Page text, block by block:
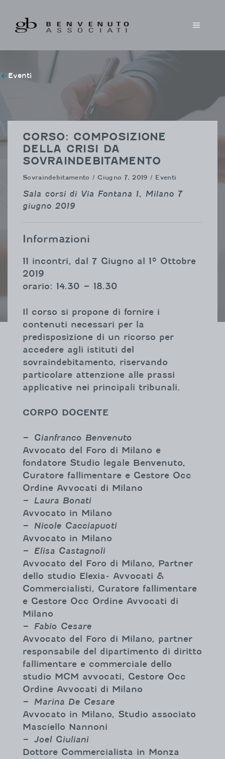
contenuto
MENU
Eventi
CORSO: COMPOSIZIONE
DELLA CRISI DA
SOVRAINDEBITAMENTO
Sovraindebitamento / Giugno 7, 2019 / Eventi
Sala corsi di Via Fontana 1, Milano 7
giugno 2019
Informazioni
11 incontri, dal 7 Giugno al 1° Ottobre
2019
orario: 14.30 – 18.30
Il corso si propone di fornire i
contenuti necessari per la
predisposizione di un ricorso per
accedere agli istituti del
sovraindebitamento, riservando
particolare attenzione alle prassi
applicative nei principali tribunali.
CORPO DOCENTE
– Gianfranco Benvenuto
Avvocato del Foro di Milano e
fondatore Studio legale Benvenuto,
Curatore fallimentare e Gestore Occ
Ordine Avvocati di Milano
– Laura Bonati
Avvocato in Milano
– Nicole Cacciapuoti
Avvocato in Milano
– Elisa Castagnoli
Avvocato del Foro di Milano, Partner
dello studio Elexia- Avvocati &
Commercialisti, Curatore fallimentare
e Gestore Occ Ordine Avvocati di
Milano
– Fabio Cesare
Avvocato del Foro di Milano, partner
responsabile del dipartimento di diritto
fallimentare e commerciale dello
studio MCM avvocati, Gestore Occ
Ordine Avvocati di Milano
– Marina De Cesare
Avvocato in Milano, Studio associato
Masciello Nannoni
– Joel Giuliani
Dottore Commercialista in Monza